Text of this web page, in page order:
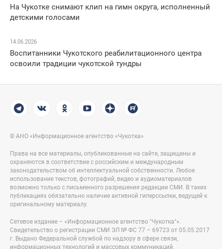
На Чукотке снимают клип на гимн округа, исполненный
детскими голосами
14.06.2026
Воспитанники Чукотского реабилитационного центра
освоили традиции чукотской тундры
© АНО «Информационное агентство «Чукотка»
Права на все материалы, опубликованные на сайте, защищены и
охраняются в соответствие с российским и международным
законодательством об интеллектуальной собственности. Любое
использование текстов, фотографий, видео и аудиоматериалов
возможно только с письменного разрешения редакции СМИ. В таких
публикациях обязательно наличие активной гиперссылки, ведущей к
оригинальному материалу.
Сетевое издание – «Информационное агентство "Чукотка"».
Свидетельство о регистрации СМИ ЭЛ № ФС 77 – 69723 от 05.05.2017
г. Выдано Федеральной службой по надзору в сфере связи,
информационных технологий и массовых коммуникаций.